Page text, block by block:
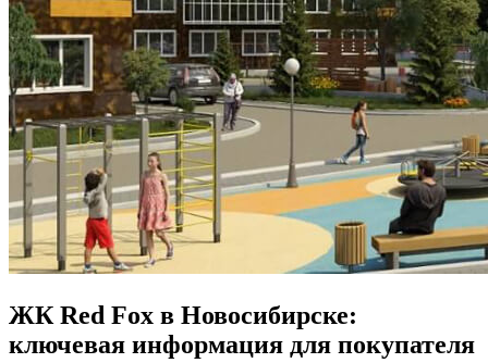
ЖК Red Fox в Новосибирске:
ключевая информация для покупателя